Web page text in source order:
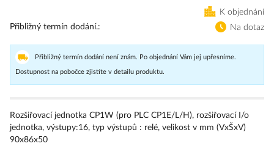
K objednání
Přibližný termín dodání.
Na dotaz
Přibližný termín dodání není znám. Po objednání Vám jej upřesníme.
Dostupnost na pobočce zjistíte v detailu produktu.
Rozšiřovací jednotka CP1W (pro PLC CP1E/L/H), rozšiřovací I/o
jednotka, výstupy:16, typ výstupů : relé, velikost v mm (VxŠxV)
90x86x50